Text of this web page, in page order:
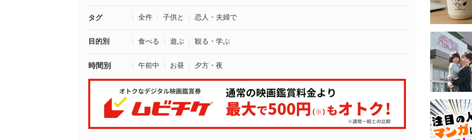
タグ 全件 子供と 恋人・夫婦で
目的別 食べる 遊ぶ 観る・学ぶ
時間別 午前中 お昼 夕方・夜